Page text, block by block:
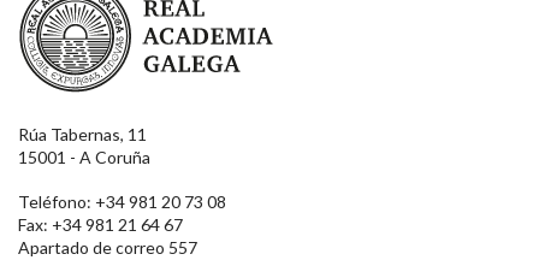
Rúa Tabernas, 11
15001 - A Coruña
Teléfono: +34 981 20 73 08
Fax: +34 981 21 64 67
Apartado de correo 557